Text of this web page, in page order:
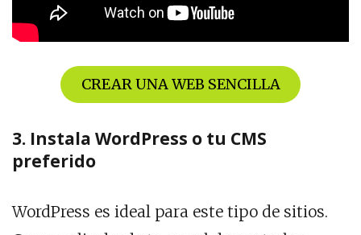
CREAR UNA WEB SENCILLA
3. Instala WordPress o tu CMS
preferido
WordPress es ideal para este tipo de sitios.